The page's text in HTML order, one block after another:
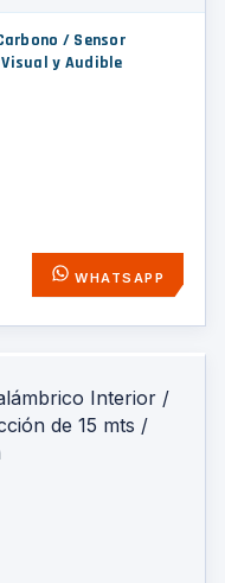
/ Sensor
y Audible
WHATSAPP